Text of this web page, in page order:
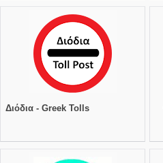
Διόδια - Greek Tolls